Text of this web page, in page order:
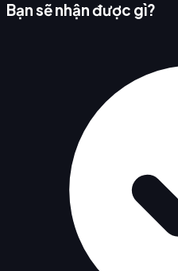
Bạn sẽ nhận được gì?